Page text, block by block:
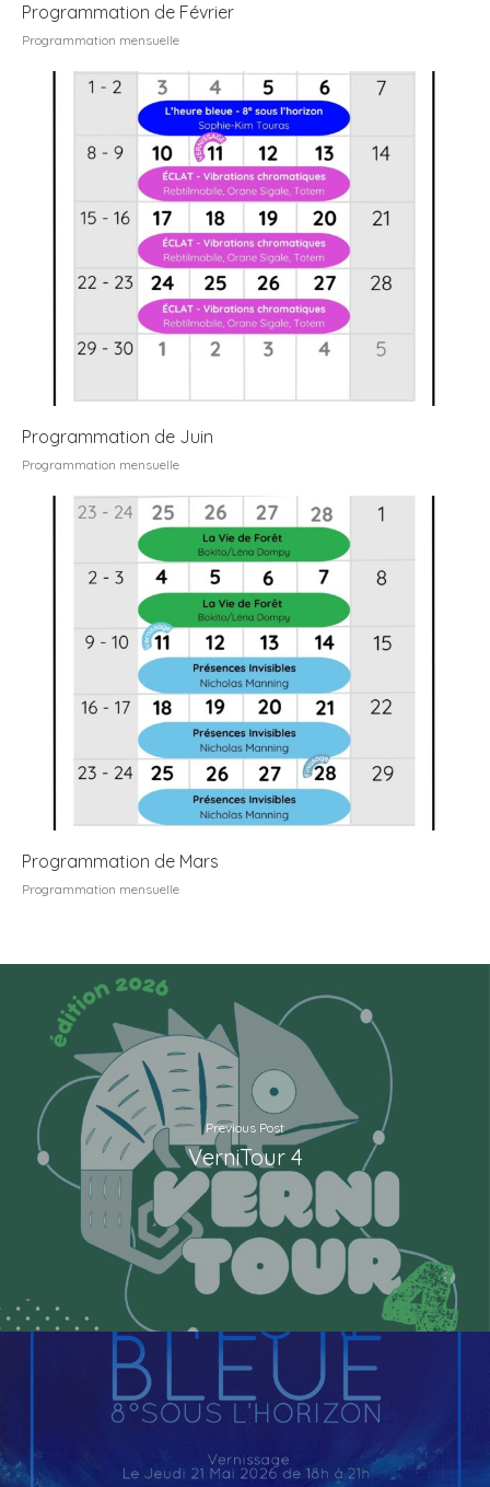
Programmation de Février
Programmation mensuelle
Programmation de Juin
Programmation mensuelle
Programmation de Mars
Programmation mensuelle
Previous Post
VerniTour 4